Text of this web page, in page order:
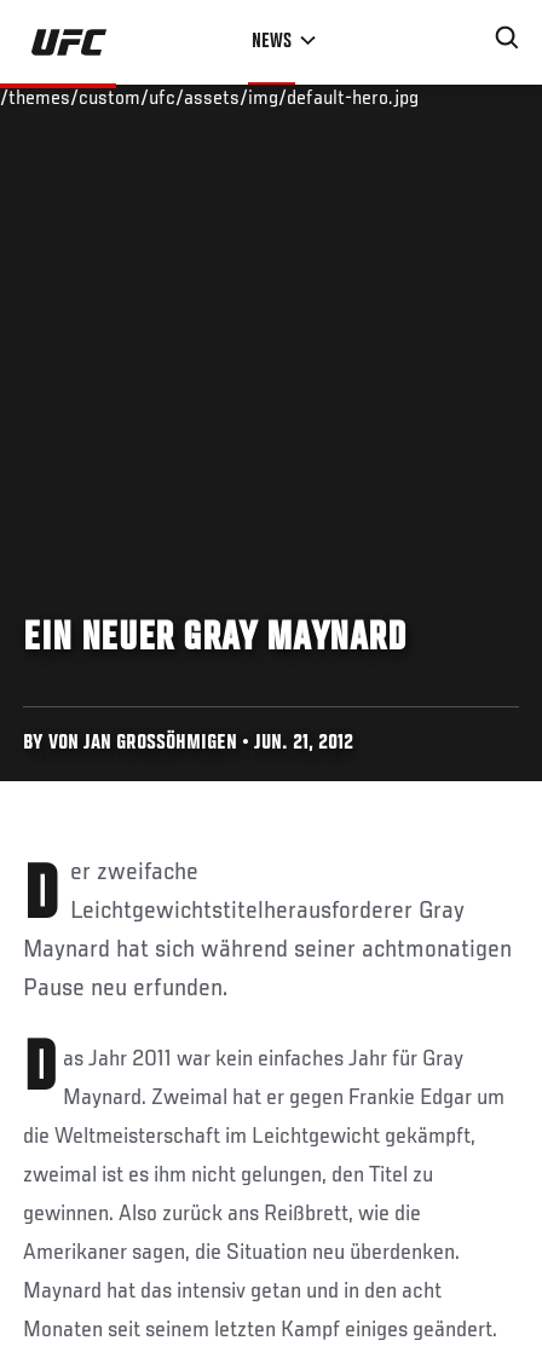
Skip
main
NEWS
/themes/custom/ufc/assets/img/default-hero.jpg
EIN NEUER GRAY MAYNARD
BY VON JAN GROSSÖHMIGEN • JUN. 21, 2012
Der zweifache Leichtgewichtstitelherausforderer Gray
Maynard hat sich während seiner achtmonatigen
Pause neu erfunden.
D as Jahr 2011 war kein einfaches Jahr für Gray
Maynard. Zweimal hat er gegen Frankie Edgar um
die Weltmeisterschaft im Leichtgewicht gekämpft,
zweimal ist es ihm nicht gelungen, den Titel zu
gewinnen. Also zurück ans Reißbrett, wie die
Amerikaner sagen, die Situation neu überdenken.
Maynard hat das intensiv getan und in den acht
Monaten seit seinem letzten Kampf einiges geändert.